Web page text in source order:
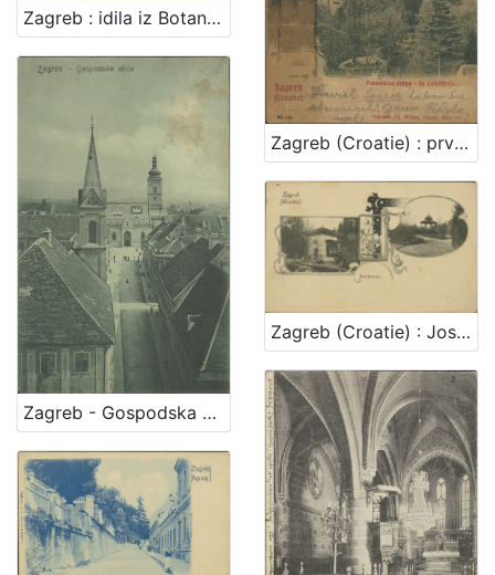
Zagreb : idila iz Botaničkog vrta
Zagreb - Gospodska ulica
Zagreb (Croatie) : prvostolna crkva - la cathedrale
Zagreb (Croatie) : Josipovac